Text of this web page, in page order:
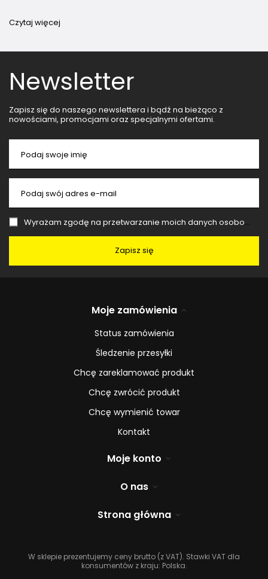
Czytaj więcej
Newsletter
Zapisz się do naszego newslettera i bądź na bieżąco z
nowościami, promocjami oraz specjalnymi ofertami.
Podaj swoje imię
Podaj swój adres e-mail
Wyrażam zgodę na przetwarzanie moich danych osobowych (adres e-mail) na potrzeby wysyłki newslettera z informacją handlową (marketing). Więcej w
Zapisz się
Moje zamówienia
Status zamówienia
Śledzenie przesyłki
Chcę zareklamować produkt
Chcę zwrócić produkt
Chcę wymienić towar
Kontakt
Moje konto
O nas
Strona główna
W sklepie prezentujemy ceny brutto (z VAT). Stawki VAT dla
konsumentów z kraju: Polska.